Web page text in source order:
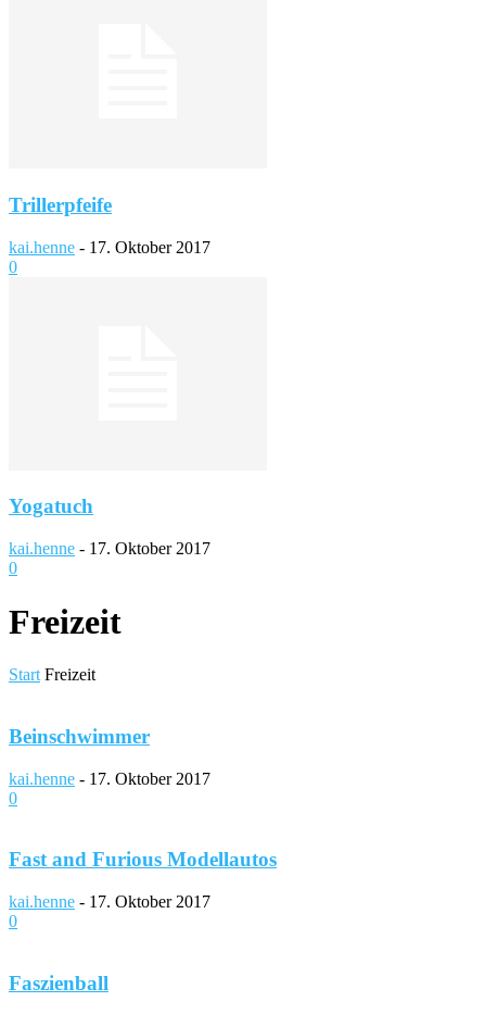
Trillerpfeife
kai.henne - 17. Oktober 2017
0
Yogatuch
kai.henne - 17. Oktober 2017
0
Freizeit
Start Freizeit
Beinschwimmer
kai.henne - 17. Oktober 2017
0
Fast and Furious Modellautos
kai.henne - 17. Oktober 2017
0
Faszienball